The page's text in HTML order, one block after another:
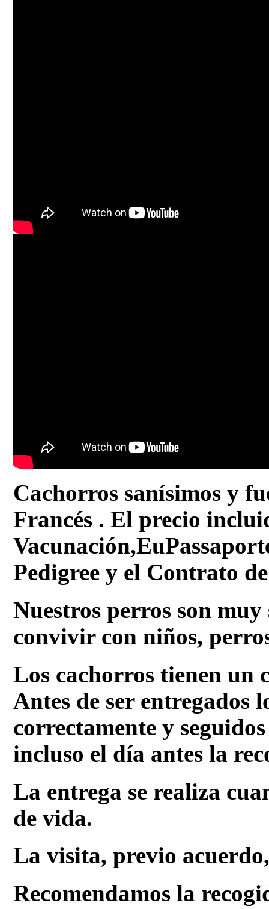
Cachorros sanísimos y
Francés . El precio
Pedigree y el Contrato
Nuestros perros son
convivir con niños,
Los cachorros tienen un
Antes de ser entregados
correctamente y
incluso el día antes la
La entrega se realiza
de vida.
La visita, previo
Recomendamos la